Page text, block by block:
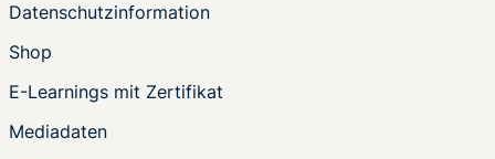
Datenschutzinformation
Shop
E-Learnings mit Zertifikat
Mediadaten